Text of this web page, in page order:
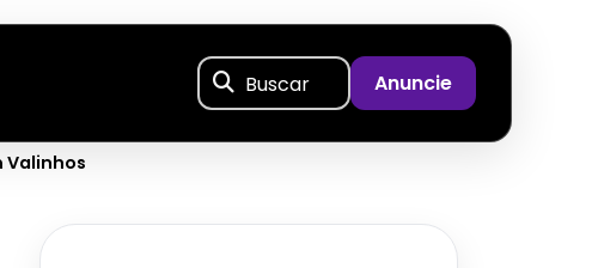
Buscar Anuncie
Valinhos